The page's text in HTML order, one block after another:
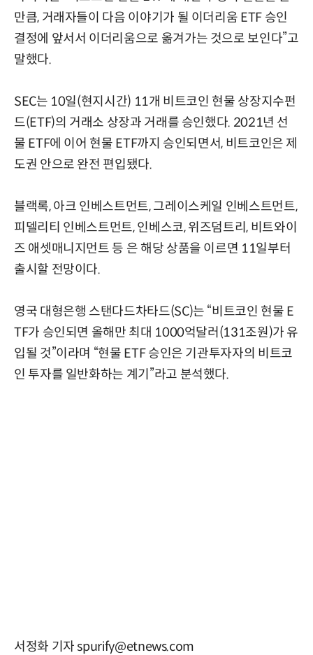
만큼, 거래자들이 다음 이야기가 될 이더리움 ETF 승인
결정에 앞서서 이더리움으로 옮겨가는 것으로 보인다”고
말했다.
SEC는 10일(현지시간) 11개 비트코인 현물 상장지수펀
드(ETF)의 거래소 상장과 거래를 승인했다. 2021년 선
물 ETF에 이어 현물 ETF까지 승인되면서, 비트코인은 제
도권 안으로 완전 편입됐다.
블랙록, 아크 인베스트먼트, 그레이스케일 인베스트먼트,
피델리티 인베스트먼트, 인베스코, 위즈덤트리, 비트와이
즈 애셋매니지먼트 등 은 해당 상품을 이르면 11일부터
출시할 전망이다.
영국 대형은행 스탠다드차타드(SC)는 “비트코인 현물 E
TF가 승인되면 올해만 최대 1000억달러(131조원)가 유
입될 것”이라며 “현물 ETF 승인은 기관투자자의 비트코
인 투자를 일반화하는 계기”라고 분석했다.
서정화 기자 spurify@etnews.com